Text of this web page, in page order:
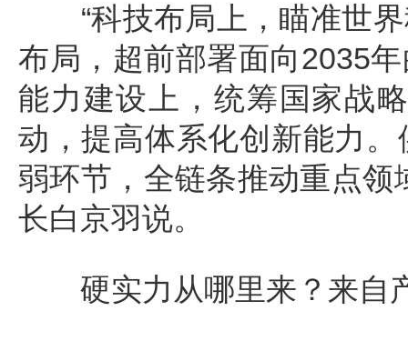
“科技布局上，瞄准世界
布局，超前部署面向2035
能力建设上，统筹国家战
动，提高体系化创新能力
弱环节，全链条推动重点领
长白京羽说。
硬实力从哪里来？来自